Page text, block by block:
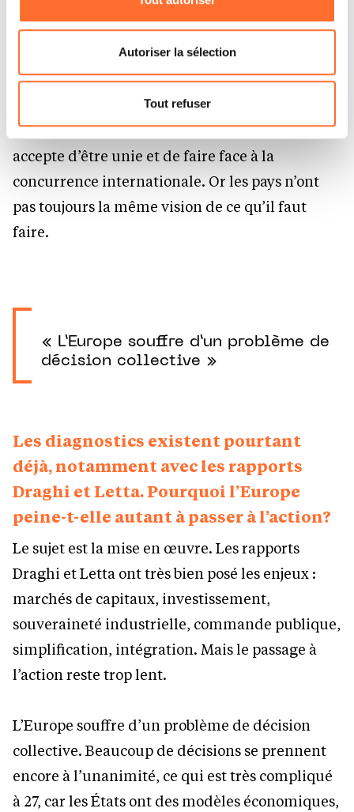
Vous avez la possibilité de modifier ou retirer votre
consentement à tout moment en cliquant sur l’icône
flottante en bas à gauche de chaque page.
Pour de plus amples informations sur la manière dont
nous utilisons lescookies et sommes amenés à traiter
Charte d’usage des cookieset notrePolitique de
protection des données personnelles.
Autoriser la sélection
Tout refuser
évident, parce qu’ils raisonnent en termes de
souveraineté.
Cela demande de repenser toute notre
politique industrielleau niveau européen.
La question est de savoir comment l’Europe
accepte d’être unie et de faire face à la
concurrence internationale. Or les pays n’ont
pas toujours la même vision de ce qu’il faut
faire.
« L’Europe souffre d’un problème de
décision collective »
Les diagnostics existent pourtant
déjà, notamment avec les rapports
Draghi et Letta. Pourquoi l’Europe
peine-t-elle autant à passer à l’action?
Le sujet est la mise en œuvre. Les rapports
Draghi et Letta ont très bien posé les enjeux :
marchés de capitaux, investissement,
souveraineté industrielle, commande publique,
simplification, intégration. Mais le passage à
l’action reste trop lent.
L’Europe souffre d’un problème de décision
collective. Beaucoup de décisions se prennent
encore à l’unanimité, ce qui est très compliqué
à 27, car les États ont des modèles économiques,